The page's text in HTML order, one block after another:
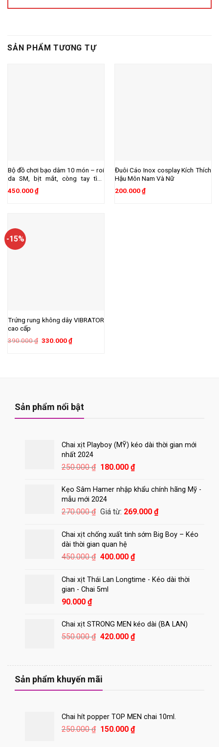
SẢN PHẨM TƯƠNG TỰ
Bộ đồ chơi bạo dâm 10 món – roi
da SM, bịt mắt, còng tay tình
450.000₫
Đuôi Cáo Inox cosplay Kích Thích
Hậu Môn Nam Và Nữ
200.000₫
-15%
Trứng rung không dây VIBRATOR
cao cấp
390.000₫ Giá
330.000₫Giá
hiện
Sản phẩm nổi bật
Chai xịt Playboy (MỸ) kéo dài thời gian mới
nhất 2024
250.000₫ Giá
là:
250.000 ₫.
180.000 ₫Giá
tại
180.000 ₫.
Kẹo Sâm Hamer nhập khẩu chính hãng Mỹ -
mẫu mới 2024
270.000₫ Giá từ: 269.000 ₫
Chai xịt chống xuất tinh sớm Big Boy – Kéo
dài thời gian quan hệ
450.000₫ Giá
là:
450.000 ₫.
400.000 ₫Giá
tại
Chai xịt Thái Lan Longtime - Kéo dài thời
gian - Chai 5ml
90.000 ₫
Chai xịt STRONG MEN kéo dài (BA LAN)
550.000₫ Giá
550.000 ₫.
420.000 ₫Giá
là:
Sản phẩm khuyến mãi
Chai hít popper TOP MEN chai 10ml.
250.000₫ Giá
150.000 ₫Giá